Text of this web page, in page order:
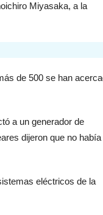
Miyasaka, a la
de 500 se han
a un generador de
dijeron que no había
eléctricos de la